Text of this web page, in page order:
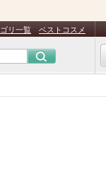
リ一覧 ベストコスメ